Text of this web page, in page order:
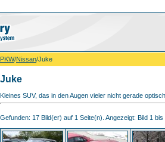
PKW/Nissan/Juke
Juke
Kleines SUV, das in den Augen vieler nicht gerade
Gefunden: 17 Bild(er) auf 1 Seite(n). Angezeigt: Bild 1 bis